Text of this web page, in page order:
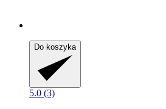
Do koszyka
5.0 (3)